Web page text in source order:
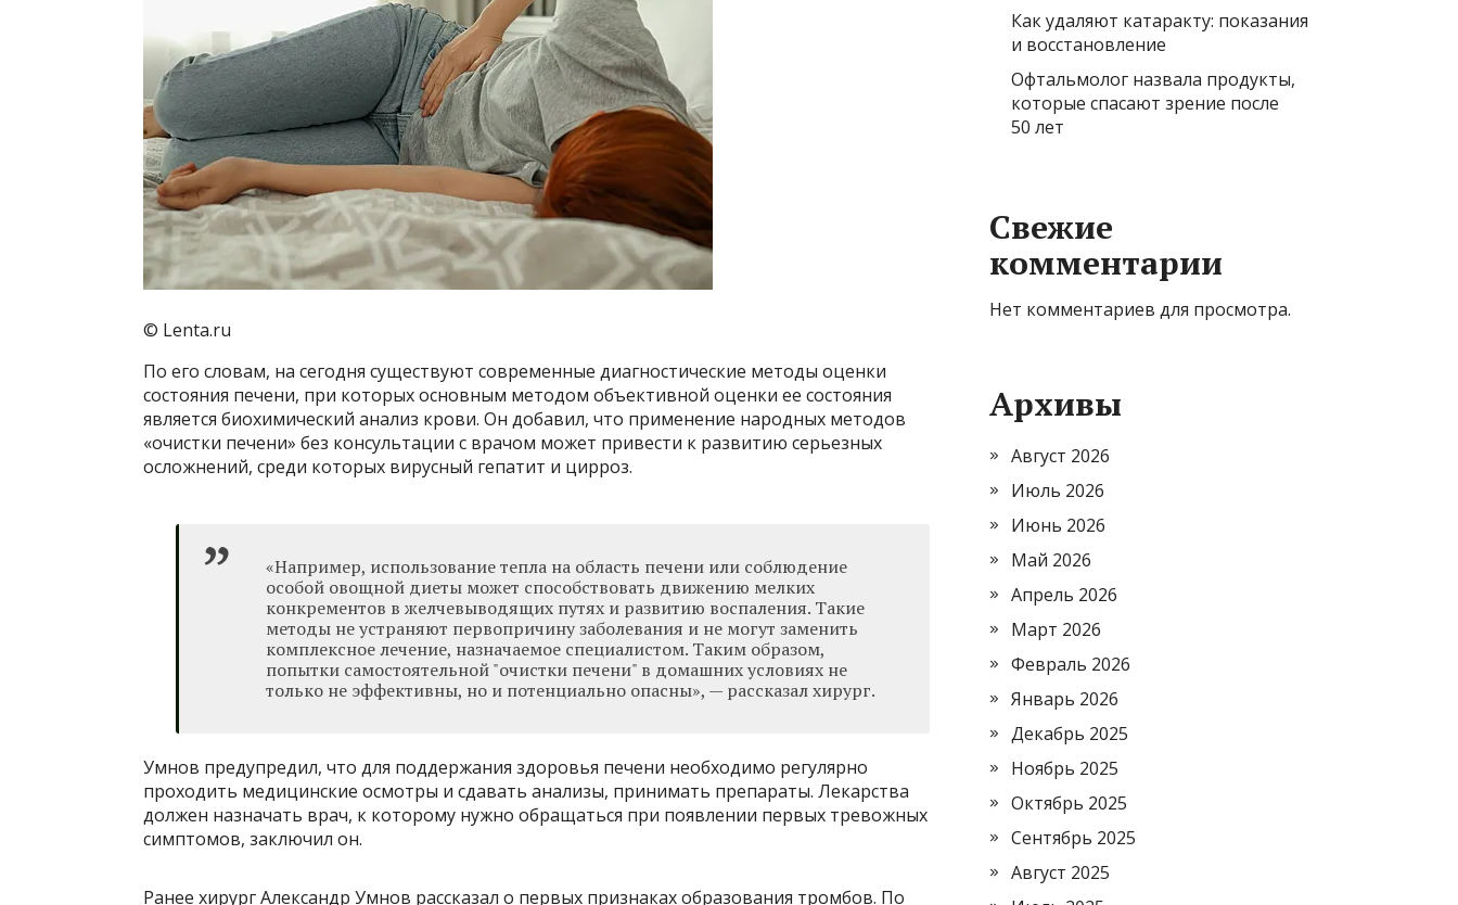
© Lenta.ru
По его словам, на сегодня существуют современные диагностические методы оценки
состояния печени, при которых основным методом объективной оценки ее состояния
является биохимический анализ крови. Он добавил, что применение народных методов
«очистки печени» без консультации с врачом может привести к развитию серьезных
осложнений, среди которых вирусный гепатит и цирроз.
«Например, использование тепла на область печени или соблюдение
особой овощной диеты может способствовать движению мелких
конкрементов в желчевыводящих путях и развитию воспаления. Такие
методы не устраняют первопричину заболевания и не могут заменить
комплексное лечение, назначаемое специалистом. Таким образом,
попытки самостоятельной "очистки печени" в домашних условиях не
только не эффективны, но и потенциально опасны», — рассказал хирург.
Умнов предупредил, что для поддержания здоровья печени необходимо регулярно
проходить медицинские осмотры и сдавать анализы, принимать препараты. Лекарства
должен назначать врач, к которому нужно обращаться при появлении первых тревожных
симптомов, заключил он.
Ранее хирург Александр Умнов рассказал о первых признаках образования тромбов. По
Как удаляют катаракту: показания
и восстановление
Офтальмолог назвала продукты,
которые спасают зрение после
50 лет
Свежие
комментарии
Нет комментариев для просмотра.
Архивы
Август 2026
Июль 2026
Июнь 2026
Май 2026
Апрель 2026
Март 2026
Февраль 2026
Январь 2026
Декабрь 2025
Ноябрь 2025
Октябрь 2025
Сентябрь 2025
Август 2025